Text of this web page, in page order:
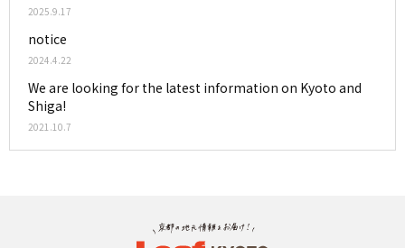
2025.9.17
notice
2024.4.22
We are looking for the latest information on Kyoto and
Shiga!
2021.10.7